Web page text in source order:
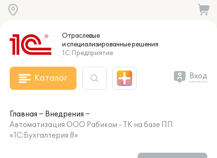
Отраслевые
и специализированныерешения
1С:Предприятие
Каталог Вход
Главная
Внедрения
Автоматизация ООО Рабиком - ТК на базе ПП
«1С:Бухгалтерия 8»